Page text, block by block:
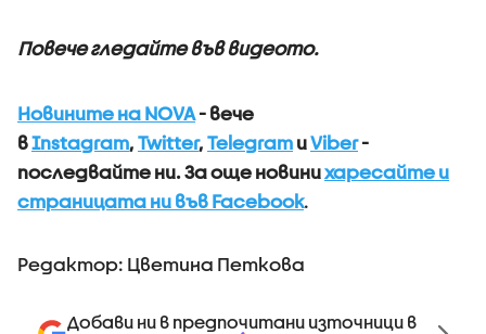
Повече гледайте във видеото.
Новините на NOVA- вече
вInstagram, Twitter, Telegram иViber-
последвайте ни.За още новинихаресайте и
страницата ни във Facebook.
Редактор: Цветина Петкова
Добави ни в предпочитани източници в